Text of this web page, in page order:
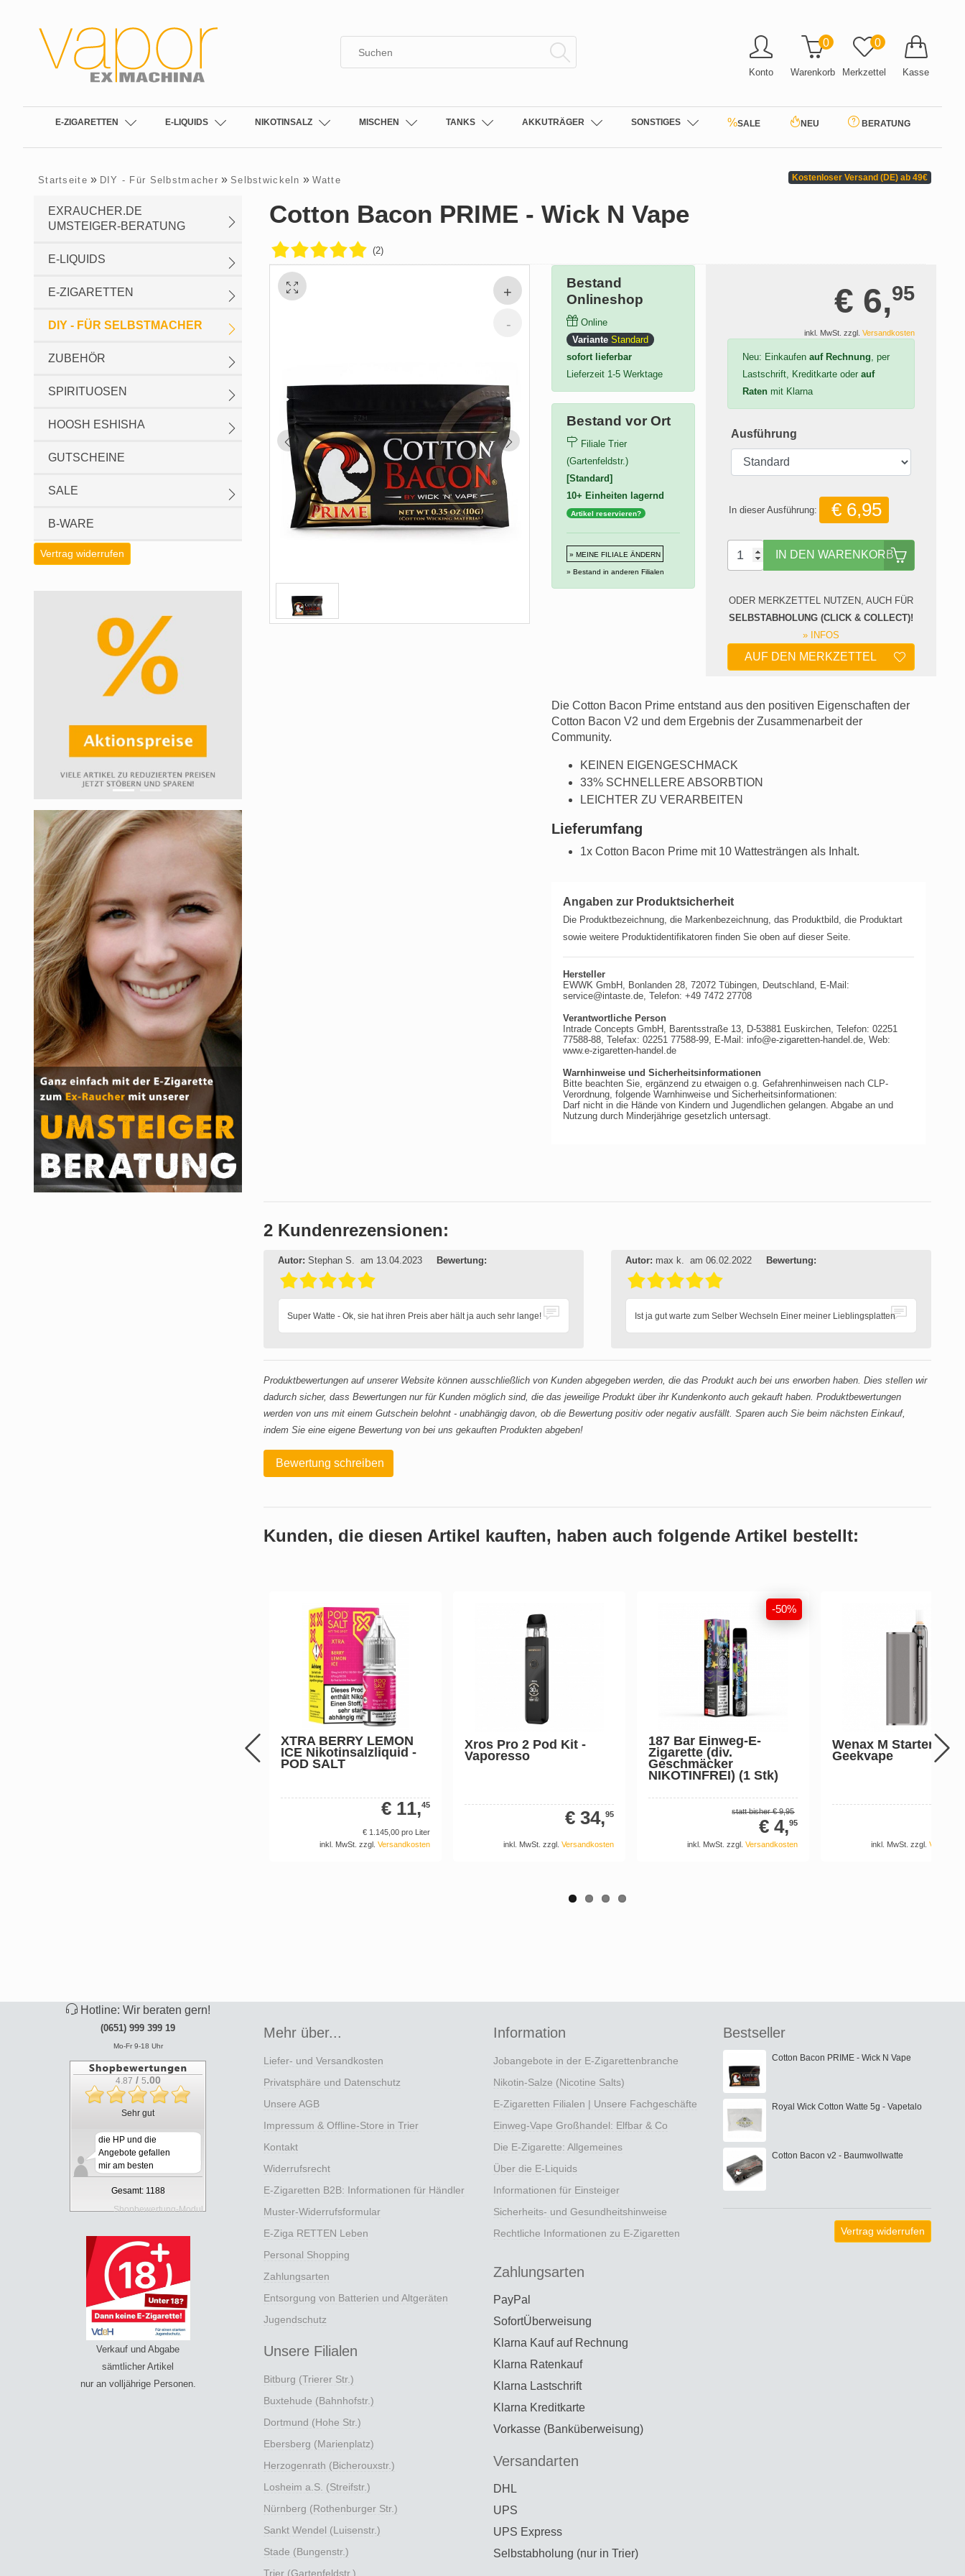
Konto Warenkorb
0
Merkzettel
0
Kasse
E-ZIGARETTEN E-LIQUIDS NIKOTINSALZ MISCHEN TANKS AKKUTRÄGER SONSTIGES %SALE NEU BERATUNG
Kostenloser Versand (DE) ab 49€
Startseite » DIY - Für Selbstmacher » Selbstwickeln » Watte
EXRAUCHER.DE
UMSTEIGER-BERATUNG
E-LIQUIDS
E-ZIGARETTEN
DIY - FÜR SELBSTMACHER
ZUBEHÖR
SPIRITUOSEN
HOOSH ESHISHA
GUTSCHEINE
SALE
B-WARE
Vertrag widerrufen
Cotton Bacon PRIME - Wick N Vape
(2)
Bestand
Onlineshop
Online
Variante Standard
sofort lieferbar
Lieferzeit 1-5 Werktage
Bestand vor Ort
Filiale Trier
(Gartenfeldstr.)
[Standard]
10+ Einheiten lagernd
Artikel reservieren?
» MEINE FILIALE ÄNDERN
» Bestand in anderen Filialen
€ 6,95
inkl. MwSt. zzgl. Versandkosten
Neu: Einkaufen auf Rechnung , per
Lastschrift, Kreditkarte oder auf
Ratenmit Klarna
Ausführung
In dieser Ausführung: € 6,95
IN DEN WARENKORB
ODER MERKZETTEL NUTZEN, AUCH FÜR
SELBSTABHOLUNG (CLICK & COLLECT)!
» INFOS
AUF DEN MERKZETTEL
Die Cotton Bacon Prime entstand aus den positiven Eigenschaften der
Cotton Bacon V2 und dem Ergebnis der Zusammenarbeit der
Community.
KEINEN EIGENGESCHMACK
33% SCHNELLERE ABSORBTION
LEICHTER ZU VERARBEITEN
Lieferumfang
1x Cotton Bacon Prime mit 10 Wattesträngen als Inhalt.
Angaben zur Produktsicherheit
Die Produktbezeichnung, die Markenbezeichnung, das Produktbild, die Produktart
sowie weitere Produktidentifikatoren finden Sie oben auf dieser Seite.
Hersteller
EWWK GmbH, Bonlanden 28, 72072 Tübingen, Deutschland, E-Mail:
service@intaste.de, Telefon: +49 7472 27708
Verantwortliche Person
Intrade Concepts GmbH, Barentsstraße 13, D-53881 Euskirchen, Telefon: 02251
77588-88, Telefax: 02251 77588-99, E-Mail: info@e-zigaretten-handel.de, Web:
www.e-zigaretten-handel.de
Warnhinweise und Sicherheitsinformationen
Bitte beachten Sie, ergänzend zu etwaigen o.g. Gefahrenhinweisen nach CLP-
Verordnung, folgende Warnhinweise und Sicherheitsinformationen:
Darf nicht in die Hände von Kindern und Jugendlichen gelangen. Abgabe an und
Nutzung durch Minderjährige gesetzlich untersagt.
2 Kundenrezensionen:
Autor: Stephan S. am 13.04.2023 Bewertung:
Super Watte - Ok, sie hat ihren Preis aber hält ja auch sehr lange!
Autor: max k. am 06.02.2022 Bewertung:
Ist ja gut warte zum Selber Wechseln Einer meiner Lieblingsplatten
Produktbewertungen auf unserer Website können ausschließlich von Kunden abgegeben werden, die das Produkt auch bei uns erworben haben. Dies stellen wir
dadurch sicher, dass Bewertungen nur für Kunden möglich sind, die das jeweilige Produkt über ihr Kundenkonto auch gekauft haben. Produktbewertungen
werden von uns mit einem Gutschein belohnt - unabhängig davon, ob die Bewertung positiv oder negativ ausfällt. Sparen auch Sie beim nächsten Einkauf,
indem Sie eine eigene Bewertung von bei uns gekauften Produkten abgeben!
Bewertung schreiben
Kunden, die diesen Artikel kauften, haben auch folgende Artikel bestellt:
XTRA BERRY LEMON
ICE Nikotinsalzliquid -
POD SALT
€ 11,45
€ 1.145, 00 pro Liter
inkl. MwSt. zzgl. Versandkosten
Xros Pro 2 Pod Kit -
Vaporesso
€ 34,95
inkl. MwSt. zzgl. Versandkosten
187 Bar Einweg-E-
Zigarette (div.
Geschmäcker
NIKOTINFREI) (1 Stk)
-50%
statt bisher€ 9,95
€ 4,95
inkl. MwSt. zzgl. Versandkosten
Wenax M Starter Kit -
Geekvape
inkl. MwSt. zzgl.
Hotline: Wir beraten gern!
(0651) 999 399 19
Mo-Fr 9-18 Uhr
4.87 / 5.00
Sehr gut
die HP und die
Angebote gefallen
mir am besten
Gesamt: 1188
Shopbewertung-Modul
Verkauf und Abgabe
sämtlicher Artikel
nur an volljährige Personen.
Mehr über...
Liefer- und Versandkosten
Privatsphäre und Datenschutz
Unsere AGB
Impressum & Offline-Store in Trier
Kontakt
Widerrufsrecht
E-Zigaretten B2B: Informationen für Händler
Muster-Widerrufsformular
E-Ziga RETTEN Leben
Personal Shopping
Zahlungsarten
Entsorgung von Batterien und Altgeräten
Jugendschutz
Unsere Filialen
Bitburg (Trierer Str.)
Buxtehude (Bahnhofstr.)
Dortmund (Hohe Str.)
Ebersberg (Marienplatz)
Herzogenrath (Bicherouxstr.)
Losheim a.S. (Streifstr.)
Nürnberg (Rothenburger Str.)
Sankt Wendel (Luisenstr.)
Stade (Bungenstr.)
Trier (Gartenfeldstr.)
Information
Jobangebote in der E-Zigarettenbranche
Nikotin-Salze (Nicotine Salts)
E-Zigaretten Filialen | Unsere Fachgeschäfte
Einweg-Vape Großhandel: Elfbar & Co
Die E-Zigarette: Allgemeines
Über die E-Liquids
Informationen für Einsteiger
Sicherheits- und Gesundheitshinweise
Rechtliche Informationen zu E-Zigaretten
Zahlungsarten
PayPal
SofortÜberweisung
Klarna Kauf auf Rechnung
Klarna Ratenkauf
Klarna Lastschrift
Klarna Kreditkarte
Vorkasse (Banküberweisung)
Versandarten
DHL
UPS
UPS Express
Selbstabholung (nur in Trier)
Bestseller
Cotton Bacon PRIME - Wick N Vape
Royal Wick Cotton Watte 5g - Vapetalo
Cotton Bacon v2 - Baumwollwatte
Vertrag widerrufen